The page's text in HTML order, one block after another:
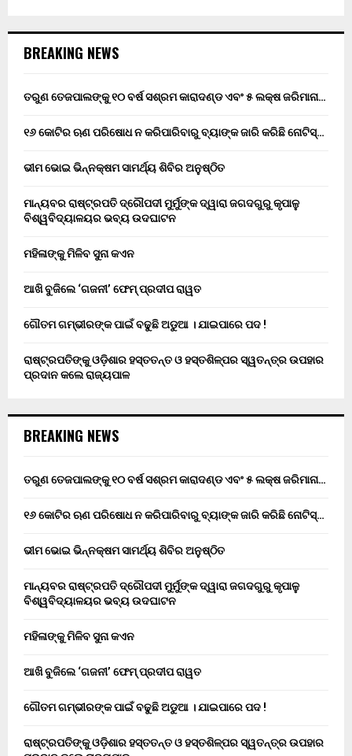
BREAKING NEWS
ତରୁଣ ତେଜପାଲଙ୍କୁ ୧୦ ବର୍ଷ ସଶ୍ରମ କାରାଦଣ୍ଡ ଏବଂ ₹୫ ଲକ୍ଷ ଜରିମାନା…
୧୬ କୋଟିର ଋଣ ପରିଷୋଧ ନ କରିପାରିବାରୁ ବ୍ୟାଙ୍କ ଜାରି କରିଛି ନୋଟିସ୍…
ଭୀମ ଭୋଇ ଭିନ୍ନକ୍ଷମ ସାମର୍ଥ୍ୟ ଶିବିର ଅନୁଷ୍ଠିତ
ମାନ୍ୟବର ରାଷ୍ଟ୍ରପତି ଦ୍ରୌପଦୀ ମୁର୍ମୁଙ୍କ ଦ୍ୱାରା ଜଗଦଗୁରୁ କୃପାଳୁ
ବିଶ୍ୱବିଦ୍ୟାଳୟର ଭବ୍ୟ ଉଦଘାଟନ
ମହିଳାଙ୍କୁ ମିଳିବ ସୁନା କଏନ
ଆଖି ବୁଜିଲେ ‘ଗଜନୀ’ ଫେମ୍ ପ୍ରଦୀପ ରାୱତ
ଗୌତମ ଗମ୍ଭୀରଙ୍କ ପାଇଁ ବଢୁଛି ଅଡୁଆ । ଯାଇପାରେ ପଦ !
ରାଷ୍ଟ୍ରପତିଙ୍କୁ ଓଡ଼ିଶାର ହସ୍ତତନ୍ତ ଓ ହସ୍ତଶିଳ୍ପର ସ୍ୱତନ୍ତ୍ର ଉପହାର
ପ୍ରଦାନ କଲେ ରାଜ୍ୟପାଳ
BREAKING NEWS
ତରୁଣ ତେଜପାଲଙ୍କୁ ୧୦ ବର୍ଷ ସଶ୍ରମ କାରାଦଣ୍ଡ ଏବଂ ₹୫ ଲକ୍ଷ ଜରିମାନା…
୧୬ କୋଟିର ଋଣ ପରିଷୋଧ ନ କରିପାରିବାରୁ ବ୍ୟାଙ୍କ ଜାରି କରିଛି ନୋଟିସ୍…
ଭୀମ ଭୋଇ ଭିନ୍ନକ୍ଷମ ସାମର୍ଥ୍ୟ ଶିବିର ଅନୁଷ୍ଠିତ
ମାନ୍ୟବର ରାଷ୍ଟ୍ରପତି ଦ୍ରୌପଦୀ ମୁର୍ମୁଙ୍କ ଦ୍ୱାରା ଜଗଦଗୁରୁ କୃପାଳୁ
ବିଶ୍ୱବିଦ୍ୟାଳୟର ଭବ୍ୟ ଉଦଘାଟନ
ମହିଳାଙ୍କୁ ମିଳିବ ସୁନା କଏନ
ଆଖି ବୁଜିଲେ ‘ଗଜନୀ’ ଫେମ୍ ପ୍ରଦୀପ ରାୱତ
ଗୌତମ ଗମ୍ଭୀରଙ୍କ ପାଇଁ ବଢୁଛି ଅଡୁଆ । ଯାଇପାରେ ପଦ !
ରାଷ୍ଟ୍ରପତିଙ୍କୁ ଓଡ଼ିଶାର ହସ୍ତତନ୍ତ ଓ ହସ୍ତଶିଳ୍ପର ସ୍ୱତନ୍ତ୍ର ଉପହାର